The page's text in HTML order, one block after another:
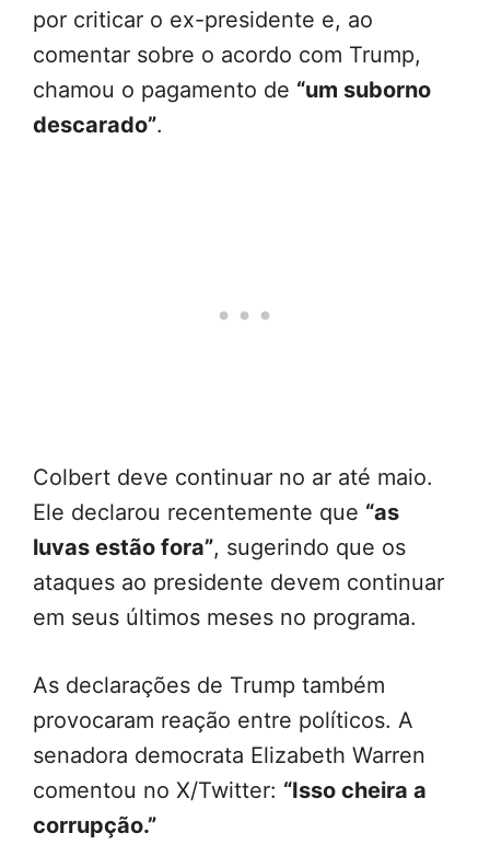
por criticar o ex-presidente e, ao
comentar sobre o acordo com Trump,
chamou o pagamento de “um suborno
descarado”.
Colbert deve continuar no ar até maio.
Ele declarou recentemente que “as
luvas estão fora”, sugerindo que os
ataques ao presidente devem continuar
em seus últimos meses no programa.
As declarações de Trump também
provocaram reação entre políticos. A
senadora democrata Elizabeth Warren
comentou no X/Twitter: “Isso cheira a
corrupção.”